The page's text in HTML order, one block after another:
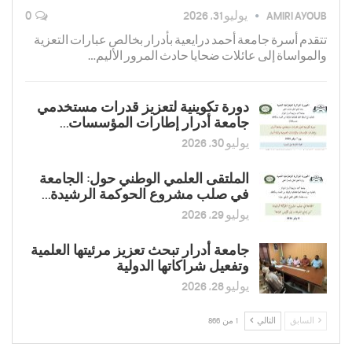
AMIRI AYOUB يوليو 31, 2026
تتقدم أسرة جامعة أحمد درايعية بأدرار بخالص عبارات التعزية
والمواساة إلى عائلات ضحايا حادث المرور الأليم…
دورة تكوينية لتعزیز قدرات مستخدمي
جامعة أدرار إطارات المؤسسات…
يوليو 30, 2026
الملتقى العلمي الوطني حول: الجامعة
في صلب مشروع الحوكمة الرشيدة…
يوليو 29, 2026
جامعة أدرار تبحث تعزيز مرئيتها العلمية
وتفعيل شراكاتها الدولية
يوليو 28, 2026
السابق التالي 1 من 866